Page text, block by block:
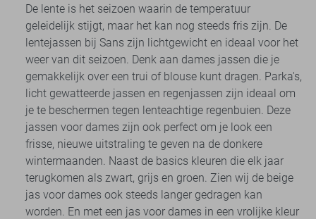
De lente is het seizoen waarin de temperatuur
geleidelijk stijgt, maar het kan nog steeds fris zijn. De
lentejassen bij Sans zijn lichtgewicht en ideaal voor het
weer van dit seizoen. Denk aan dames jassen die je
gemakkelijk over een trui of blouse kunt dragen. Parka's,
licht gewatteerde jassen en regenjassen zijn ideaal om
je te beschermen tegen lenteachtige regenbuien. Deze
jassen voor dames zijn ook perfect om je look een
frisse, nieuwe uitstraling te geven na de donkere
wintermaanden. Naast de basics kleuren die elk jaar
terugkomen als zwart, grijs en groen. Zien wij de beige
jas voor dames ook steeds langer gedragen kan
worden. En met een jas voor dames in een vrolijke kleur